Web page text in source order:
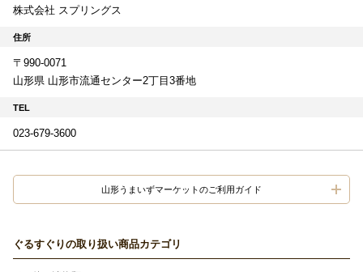
株式会社 スプリングス
住所
〒990-0071
山形県 山形市流通センター2丁目3番地
TEL
023-679-3600
山形うまいずマーケットのご利用ガイド
ぐるすぐりの取り扱い商品カテゴリ